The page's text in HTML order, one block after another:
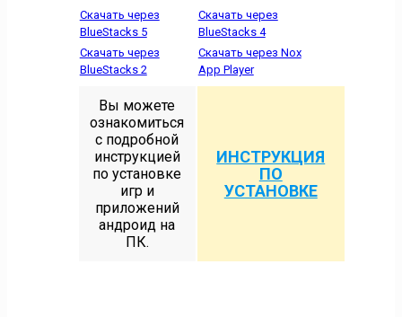
Скачать через
BlueStacks 5
Скачать через
BlueStacks 4
Скачать через
BlueStacks 2
Скачать через Nox
App Player
Вы можете
ознакомиться
с подробной
инструкцией
по установке
игр и
приложений
андроид на
ПК.
ИНСТРУКЦИЯ
ПО
УСТАНОВКЕ